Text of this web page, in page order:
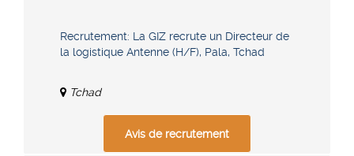
Recrutement: La GIZ recrute un Directeur de
la logistique Antenne (H/F), Pala, Tchad
Tchad
Avis de recrutement